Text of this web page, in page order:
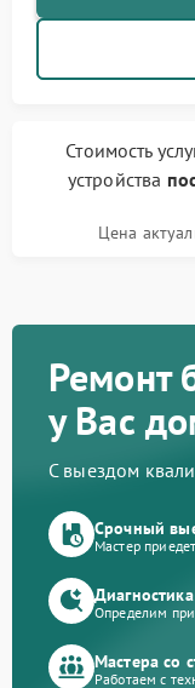
Стоимость
устройства
Цена
Ремонт
у Вас
С выездом
Срочный
Мастер
Определим
Мастера со
Работаем с